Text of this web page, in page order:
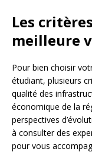
Les
meilleure
Pour bien choisir
étudiant, plusieurs
qualité des
économique de la
perspectives
à consulter des
pour vous